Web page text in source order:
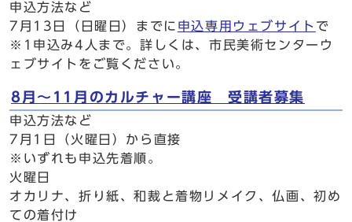
申込方法など
7月13日（日曜日）までに 申込専用ウェブサイト で
※1申込み4人まで。詳しくは、市民美術センターウ
ェブサイトをご覧ください。
8月～11月のカルチャー講座 受講者募集
申込方法など
7月1日（火曜日）から直接
※いずれも申込先着順。
火曜日
オカリナ、折り紙、和裁と着物リメイク、仏画、初め
ての着付け